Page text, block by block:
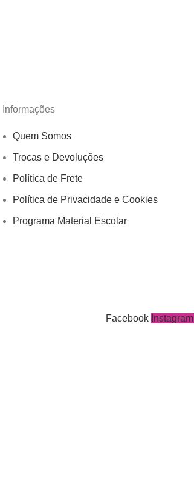
Informações
Quem Somos
Trocas e Devoluções
Política de Frete
Política de Privacidade e Cookies
Programa Material Escolar
Facebook Instagram